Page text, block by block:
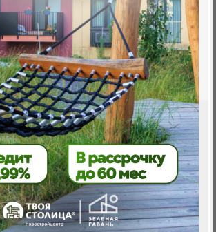
квартал
и Океания"
(102 758 USD)
пр. Мира
Слобода», 440 м